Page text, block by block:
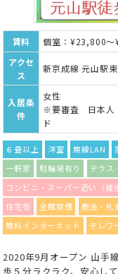
賃料
個室：¥23,800
アクセ
ス
新京成線 元山駅
入居条
件
女性
※要審査 日本人
ド
６畳以上 洋室 無線LAN
一軒家
駐輪場有り テラス
コンビニ・スーパー近い（徒
住宅街
全館禁煙 敷金・礼
無料インターネット
テレワ
2020年9月オープン 山手
歩５分ラクラク、安心し